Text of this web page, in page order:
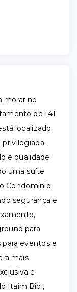
morar no
de 141
localizado
e qualidade
uma suíte
Condomínio
segurança e
para
para eventos e
mais
e
Itaim Bibi,